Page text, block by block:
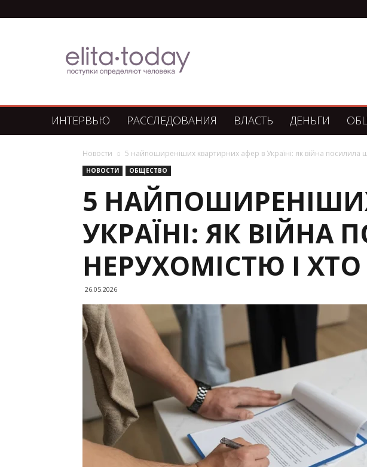
Сегодня
ИНТЕРВЬЮ РАССЛЕДОВАНИЯ ВЛАСТЬ ДЕНЬГИ
Новости 5 найпоширеніших квартирних афер в Україні: як війна посилила
НОВОСТИ ОБЩЕСТВО
5
УКРАЇНІ: ЯК
НЕРУХОМІСТЮ І
26.05.2026